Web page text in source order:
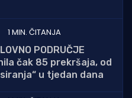
1 MIN. ČITANJA
PODRUČJE
čak 85 prekršaja, od
u tjedan dana